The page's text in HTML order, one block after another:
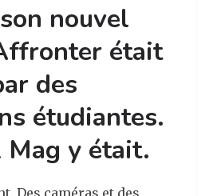
nouvel
était
des
étudiantes.
y était.
Des caméras et des